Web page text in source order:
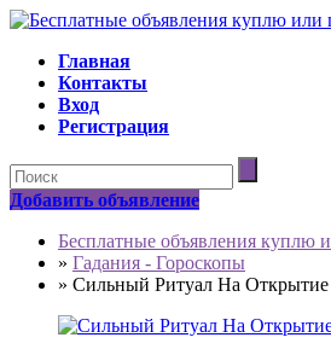
Главная
Контакты
Вход
Регистрация
Добавить объявление
Бесплатные объявления куплю
» Гадания - Гороскопы
» Сильный Ритуал На